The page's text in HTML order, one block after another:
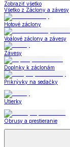
Zobraziť všetko
Všetko z Záclony a závesy
Hotové záclony
Voálové záclony a závesy
Závesy
Doplnky k záclonám
Prikrývky na sedačky
Utierky
Obrusy a prestieranie